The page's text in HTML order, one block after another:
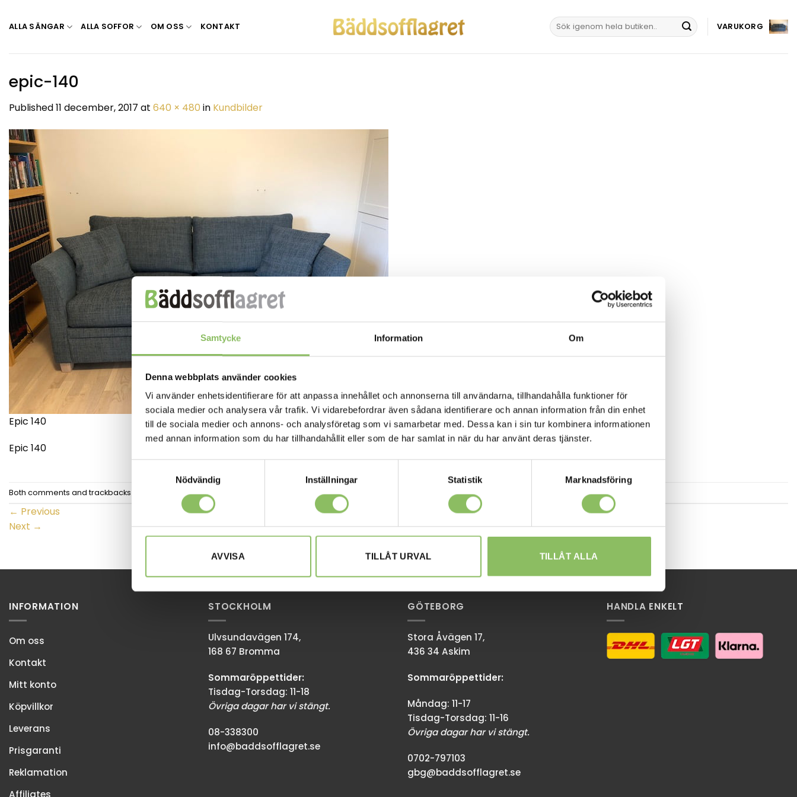
Samtycke Information Om
Denna webbplats använder cookies
Vi använder enhetsidentifierare för att anpassa innehållet och annonserna till användarna, tillhandahålla funktioner för
sociala medier och analysera vår trafik. Vi vidarebefordrar även sådana identifierare och annan information från din enhet
till de sociala medier och annons- och analysföretag som vi samarbetar med. Dessa kan i sin tur kombinera informationen
med annan information som du har tillhandahållit eller som de har samlat in när du har använt deras tjänster.
Nödvändig
Inställningar Statistik Marknadsföring
AVVISA TILLÅT URVAL TILLÅT ALLA
ALLA SÄNGAR ALLA SOFFOR OM OSS KONTAKT
Sök
efter:
VARUKORG
epic-140
Published11 december, 2017 at 640 × 480 in Kundbilder
Epic 140
Epic 140
Both comments and trackbacks are currently closed.
← Previous
Next →
INFORMATION
Om oss
Kontakt
Mitt konto
Köpvillkor
Leverans
Prisgaranti
Reklamation
STOCKHOLM
Ulvsundavägen 174,
168 67 Bromma
Sommaröppettider:
Tisdag-Torsdag: 11-18
Övriga dagar har vi stängt.
08-338300
info@baddsofflagret.se
GÖTEBORG
Stora Åvägen 17,
436 34 Askim
Sommaröppettider:
Måndag: 11-17
Tisdag-Torsdag: 11-16
Övriga dagar har vi stängt.
0702-797103
gbg@baddsofflagret.se
HANDLA ENKELT